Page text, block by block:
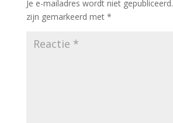
Je e-mailadres wordt niet gepubliceerd.
zijn gemarkeerd met *